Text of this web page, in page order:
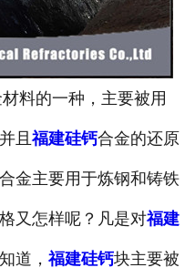
料的一种，主要被用
且 福建硅钙合金的还原
金主要用于炼钢和铸铁
又怎样呢？凡是对福建
道， 福建硅钙块主要被